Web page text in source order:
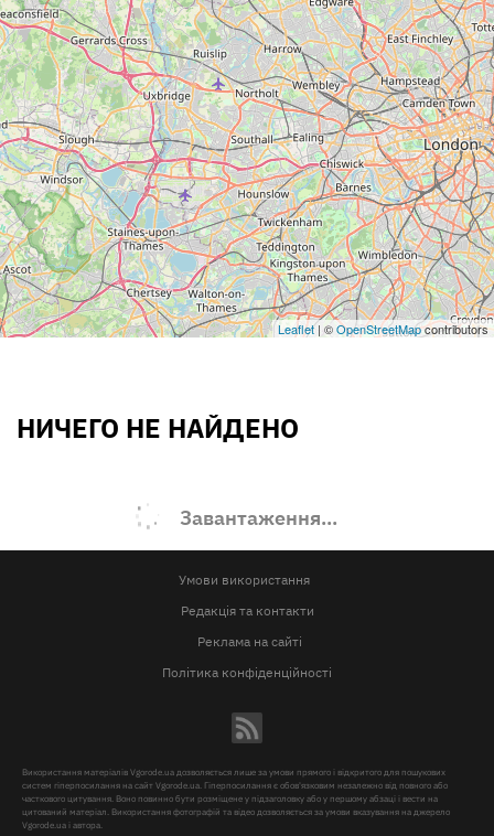
Leaflet| ©OpenStreetMapcontributors
НИЧЕГО НЕ НАЙДЕНО
Завантаження...
Умови використання
Редакція та контакти
Реклама на сайті
Політика конфіденційності
Використання матеріалів Vgorode.ua дозволяється лише за умови прямого і відкритого для пошукових
систем гіперпосилання на сайт Vgorode.ua. Гіперпосилання є обов'язковим незалежно від повного або
часткового цитування. Воно повинно бути розміщене у підзаголовку або у першому абзаці і вести на
цитований матеріал. Використання фотографій та відео дозволяється за умови вказування на джерело
Vgorode.ua і автора.